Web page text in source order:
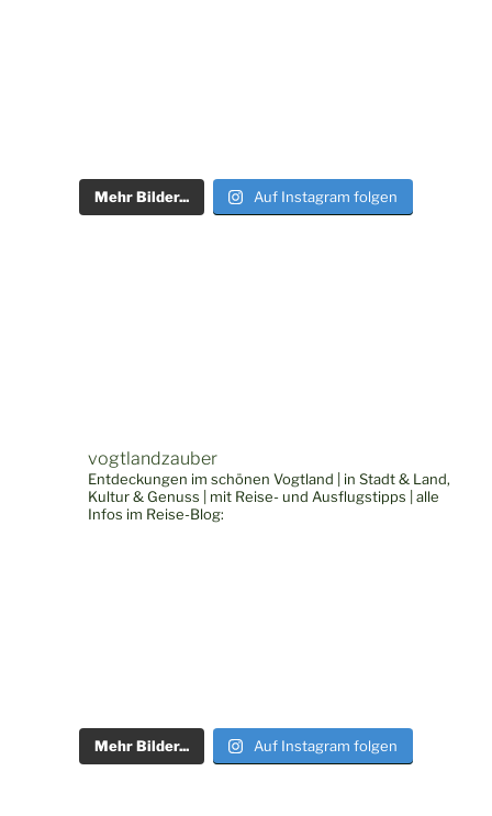
Mehr Bilder... Auf Instagram folgen
vogtlandzauber
Entdeckungen im schönen Vogtland | in Stadt & Land,
Kultur & Genuss | mit Reise- und Ausflugstipps | alle
Infos im Reise-Blog:
Mehr Bilder... Auf Instagram folgen